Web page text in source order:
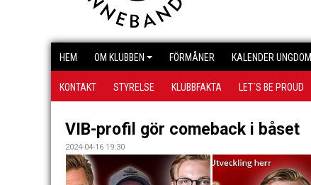
HEM OM KLUBBEN FÖRMÅNER KALENDER UNGDOM
KONTAKT STYRELSE KLUBBFAKTA LET´S BE PROUD
VIB-profil gör comeback i båset
2024-04-16 19:30